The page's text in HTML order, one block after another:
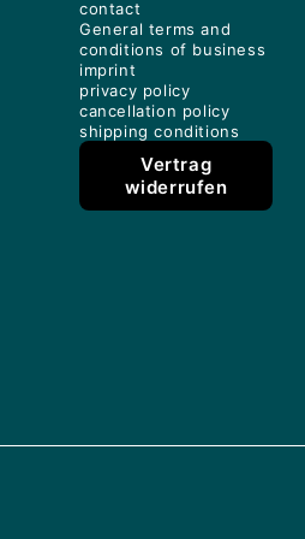
contact
General terms and
conditions of business
imprint
privacy policy
cancellation policy
shipping conditions
Vertrag
widerrufen